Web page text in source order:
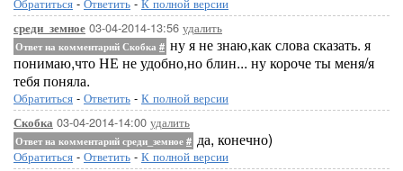
среди_земное 03-04-2014-13:56 удалить
Ответ на комментарий Скобка # ну я не знаю,как слова сказать. я
понимаю,что НЕ не удобно,но блин... ну короче ты меня/я
тебя поняла.
Обратиться - Ответить - К полной версии
Скобка 03-04-2014-14:00 удалить
Ответ на комментарий среди_земное # да, конечно)
Обратиться - Ответить - К полной версии